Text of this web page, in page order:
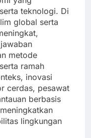
teknologi. Di
global serta
metode
ramah
inovasi
cerdas, pesawat
berbasis
lingkungan